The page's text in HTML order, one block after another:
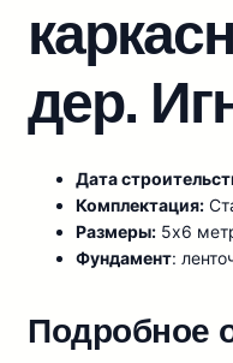
дер.
Дата
Комплектация:
Размеры: 5х6
Фундамент:
Подробное